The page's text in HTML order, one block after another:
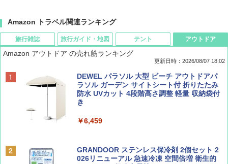
Amazon トラベル関連ランキング
旅行雑誌
ディズニーファン ２０２６年 ９月号 [雑
誌] (ＤＩＳＮＥＹ ＦＡＮ)
￥713
SOTO ミニマル"旅"財布 ランダム2種】
旅行ガイド・地図
僕が見た未来【完全版】
￥0
力的な町 2026～2027 地球の歩き方D アジア
テント
[キャンパーズコレクション 山善] ポップアッ
プテント 傘みたいに広げて畳める パッとサ
ッとサンシェード キューブ フルクローズ メ
ッシュ 簡単設置 ワンタッチテント キャンプ
PYKES PEAK (パイクスピーク) 着替えテン
アウトドア
Amazon アウトドア の売れ筋ランキング
更新日時：2026/08/07 18:02
DEWEL パラソル 大型 ビーチ アウトドアパ
ラソル ガーデン サイトシート付 折りたたみ
防水 UVカット 4段階高さ調整 軽量 収納袋付
き
￥6,459
GRANDOOR ステンレス保冷剤 2個セット 2
026リニューアル 急速冷凍 空間倍増 衛生的